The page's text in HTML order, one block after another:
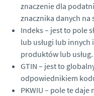
znaczenie dla
znacznika danych
Indeks – jest to pole
lub usługi lub
produktów lub
GTIN – jest to
odpowiednikiem
PKWIU – pole te